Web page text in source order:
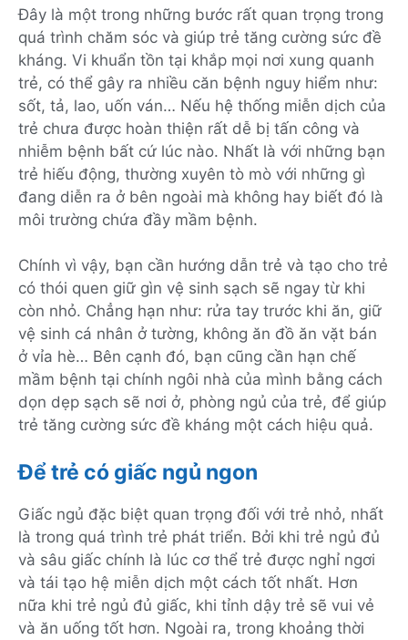
Đây là một trong những bước rất quan trọng trong
quá trình chăm sóc và giúp trẻ tăng cường sức đề
kháng. Vi khuẩn tồn tại khắp mọi nơi xung quanh
trẻ, có thể gây ra nhiều căn bệnh nguy hiểm như:
sốt, tả, lao, uốn ván… Nếu hệ thống miễn dịch của
trẻ chưa được hoàn thiện rất dễ bị tấn công và
nhiễm bệnh bất cứ lúc nào. Nhất là với những bạn
trẻ hiếu động, thường xuyên tò mò với những gì
đang diễn ra ở bên ngoài mà không hay biết đó là
môi trường chứa đầy mầm bệnh.
Chính vì vậy, bạn cần hướng dẫn trẻ và tạo cho trẻ
có thói quen giữ gìn vệ sinh sạch sẽ ngay từ khi
còn nhỏ. Chẳng hạn như: rửa tay trước khi ăn, giữ
vệ sinh cá nhân ở tường, không ăn đồ ăn vặt bán
ở vỉa hè… Bên cạnh đó, bạn cũng cần hạn chế
mầm bệnh tại chính ngôi nhà của mình bằng cách
dọn dẹp sạch sẽ nơi ở, phòng ngủ của trẻ, để giúp
trẻ tăng cường sức đề kháng một cách hiệu quả.
Để trẻ có giấc ngủ ngon
Giấc ngủ đặc biệt quan trọng đối với trẻ nhỏ, nhất
là trong quá trình trẻ phát triển. Bởi khi trẻ ngủ đủ
và sâu giấc chính là lúc cơ thể trẻ được nghỉ ngơi
và tái tạo hệ miễn dịch một cách tốt nhất. Hơn
nữa khi trẻ ngủ đủ giấc, khi tỉnh dậy trẻ sẽ vui vẻ
và ăn uống tốt hơn. Ngoài ra, trong khoảng thời